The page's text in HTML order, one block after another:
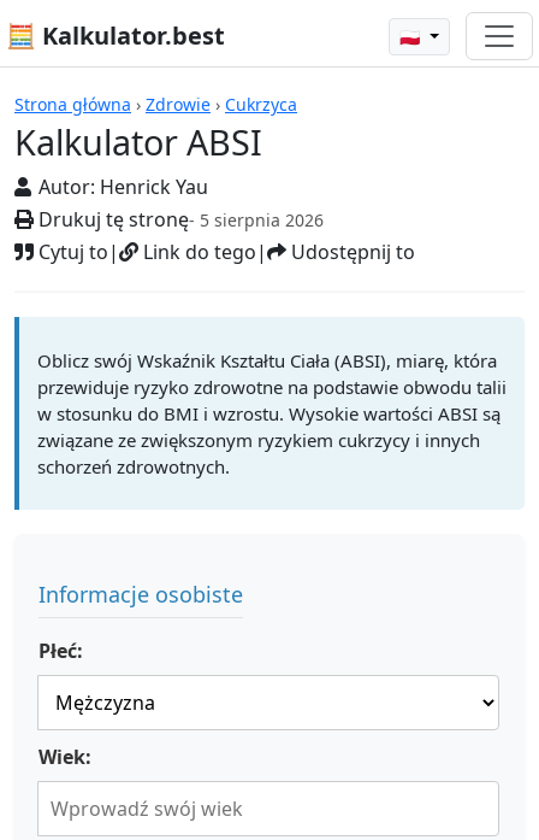
🧮 Kalkulator.best 🇵🇱
Strona główna › Zdrowie › Cukrzyca
Kalkulator ABSI
Autor: Henrick Yau
Drukuj tę stronę- 5 sierpnia 2026
Cytuj to| Link do tego| Udostępnij to
Kalkulatory
Oblicz swój Wskaźnik Kształtu Ciała (ABSI), miarę, która
przewiduje ryzyko zdrowotne na podstawie obwodu talii
w stosunku do BMI i wzrostu. Wysokie wartości ABSI są
związane ze zwiększonym ryzykiem cukrzycy i innych
schorzeń zdrowotnych.
Informacje osobiste
Płeć:
Wiek: